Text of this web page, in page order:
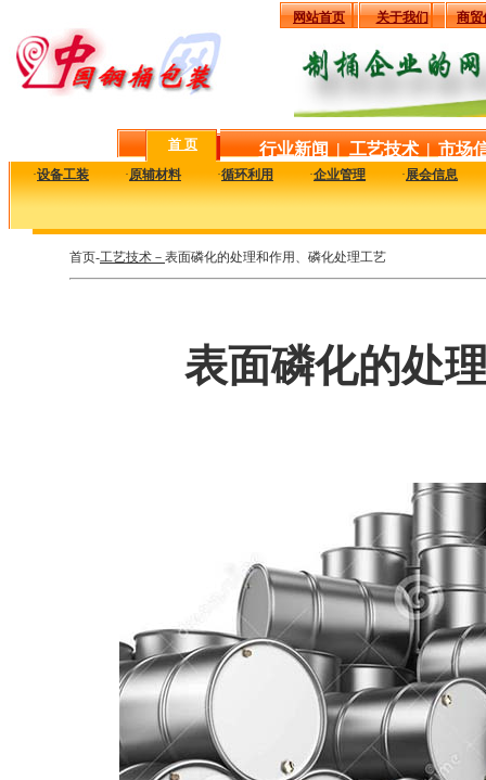
网站首页 关于我们 商贸
首 页 行业新闻 | 工艺技术 | 市场
·设备工装 ·原辅材料 ·循环利用 ·企业管理 ·展会信息
首页-工艺技术－ 表面磷化的处理和作用、磷化处理工艺
表面磷化的处